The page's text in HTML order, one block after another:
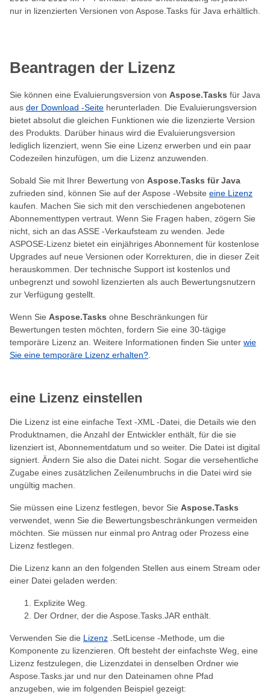
nur in lizenzierten Versionen von Aspose.Tasks für Java erhältlich.
Beantragen der Lizenz
Sie können eine Evaluierungsversion von Aspose.Tasks für Java
aus der Download -Seite herunterladen. Die Evaluierungsversion
bietet absolut die gleichen Funktionen wie die lizenzierte Version
des Produkts. Darüber hinaus wird die Evaluierungsversion
lediglich lizenziert, wenn Sie eine Lizenz erwerben und ein paar
Codezeilen hinzufügen, um die Lizenz anzuwenden.
Sobald Sie mit Ihrer Bewertung von Aspose.Tasks für Java
zufrieden sind, können Sie auf der Aspose -Website eine Lizenz
kaufen. Machen Sie sich mit den verschiedenen angebotenen
Abonnementtypen vertraut. Wenn Sie Fragen haben, zögern Sie
nicht, sich an das ASSE -Verkaufsteam zu wenden. Jede
ASPOSE-Lizenz bietet ein einjähriges Abonnement für kostenlose
Upgrades auf neue Versionen oder Korrekturen, die in dieser Zeit
herauskommen. Der technische Support ist kostenlos und
unbegrenzt und sowohl lizenzierten als auch Bewertungsnutzern
zur Verfügung gestellt.
Wenn Sie Aspose.Tasks ohne Beschränkungen für
Bewertungen testen möchten, fordern Sie eine 30-tägige
temporäre Lizenz an. Weitere Informationen finden Sie unter wie
Sie eine temporäre Lizenz erhalten?
eine Lizenz einstellen
Die Lizenz ist eine einfache Text -XML -Datei, die Details wie den
Produktnamen, die Anzahl der Entwickler enthält, für die sie
lizenziert ist, Abonnementdatum und so weiter. Die Datei ist digital
signiert. Ändern Sie also die Datei nicht. Sogar die versehentliche
Zugabe eines zusätzlichen Zeilenumbruchs in die Datei wird sie
ungültig machen.
Sie müssen eine Lizenz festlegen, bevor Sie Aspose.Tasks
verwendet, wenn Sie die Bewertungsbeschränkungen vermeiden
möchten. Sie müssen nur einmal pro Antrag oder Prozess eine
Lizenz festlegen.
Die Lizenz kann an den folgenden Stellen aus einem Stream oder
einer Datei geladen werden:
Explizite Weg.
Der Ordner, der die Aspose.Tasks.JAR enthält.
Verwenden Sie die Lizenz .SetLicense -Methode, um die
Komponente zu lizenzieren. Oft besteht der einfachste Weg, eine
Lizenz festzulegen, die Lizenzdatei in denselben Ordner wie
Aspose.Tasks.jar und nur den Dateinamen ohne Pfad
anzugeben, wie im folgenden Beispiel gezeigt: